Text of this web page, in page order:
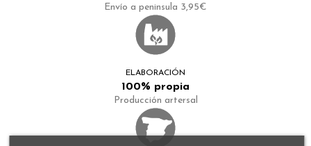
Envío a peninsula 3,95€
ELABORACIÓN
100% propia
Producción artersal